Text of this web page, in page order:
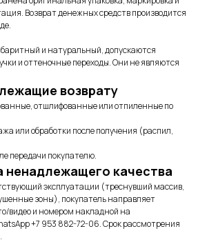
Возврат денежных средств производится
и натуральный, допускаются
и оттеночные переходы. Они не являются
возврату
отшлифованные или отпиленные по
или обработки после получения (распил,
передачи покупателю.
ненадлежащего качества
эксплуатации (треснувший массив,
зоны), покупатель направляет
видео и номером накладной на
+7 953 882-72-06. Срок рассмотрения